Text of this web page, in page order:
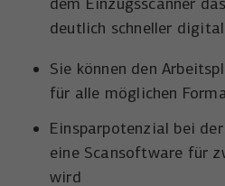
deutlich schneller
Sie können den
für alle möglichen
Einsparpotenzial bei
eine Scansoftware für
wird